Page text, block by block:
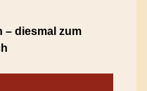
– diesmal zum